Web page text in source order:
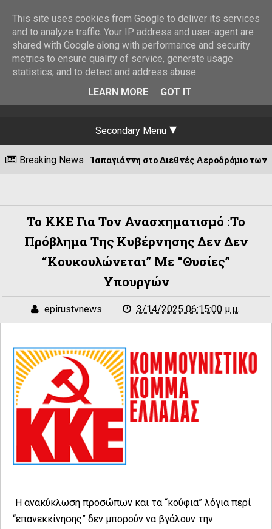
Secondary Menu
Breaking News
Παπαγιάννη στο Διεθνές Αεροδρόμιο των Ιωαννίνων!
Το ΚΚΕ Για Τον Ανασχηματισμό :Το
Πρόβλημα Της Κυβέρνησης Δεν Δεν
“κουκουλώνεται” Με “θυσίες”
Υπουργών
epirustvnews 3/14/2025 06:15:00 μ.μ.
Η ανακύκλωση προσώπων και τα “κούφια” λόγια περί
“επανεκκίνησης” δεν μπορούν να βγάλουν την
This site uses cookies from Google to deliver its services
and to analyze traffic. Your IP address and user-agent are
shared with Google along with performance and security
metrics to ensure quality of service, generate usage
statistics, and to detect and address abuse.
LEARN MORE
GOT IT